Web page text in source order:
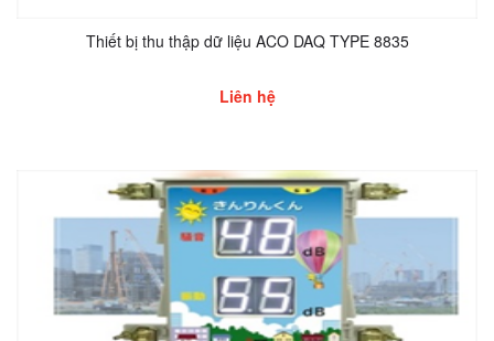
Thiết bị thu thập dữ liệu ACO DAQ TYPE 8835
Liên hệ